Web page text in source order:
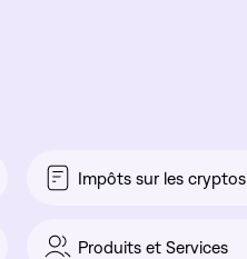
Impôts sur les cryptos
Produits et Services